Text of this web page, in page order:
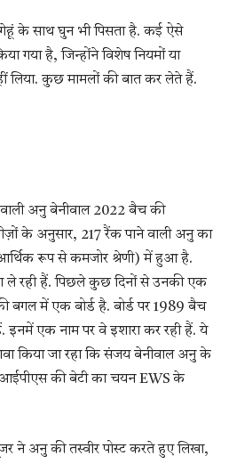
के साथ घुन भी पिसता है. कई ऐसे
गया है, जिन्होंने विशेष नियमों या
लिया. कुछ मामलों की बात कर लेते हैं.
वाली अनु बेनीवाल 2022 बैच की
के अनुसार, 217 रैंक पाने वाली अनु का
रूप से कमजोर श्रेणी) में हुआ है.
ले रही हैं. पिछले कुछ दिनों से उनकी एक
बगल में एक बोर्ड है. बोर्ड पर 1989 बैच
एक नाम पर वे इशारा कर रही हैं. ये
किया जा रहा कि संजय बेनीवाल अनु के
आईपीएस की बेटी का चयन EWS के
ने अनु की तस्वीर पोस्ट करते हुए लिखा,